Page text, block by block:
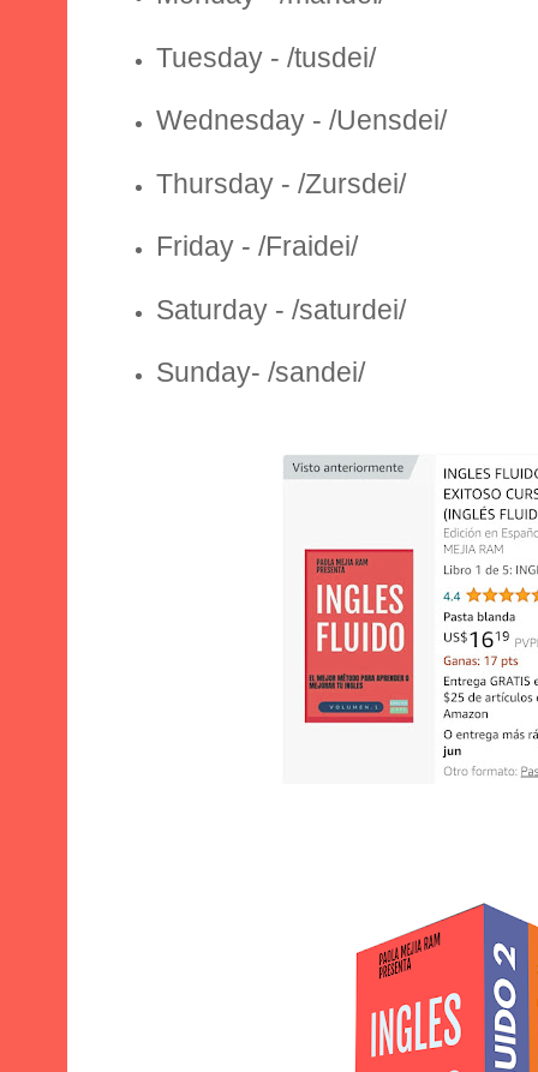
Tuesday - /tusdei/
Wednesday - /Uensdei/
Thursday - /Zursdei/
Friday - /Fraidei/
Saturday - /saturdei/
Sunday- /sandei/